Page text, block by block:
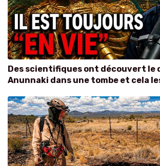
Des scientifiques ont découvert le
Anunnaki dans une tombe et cela